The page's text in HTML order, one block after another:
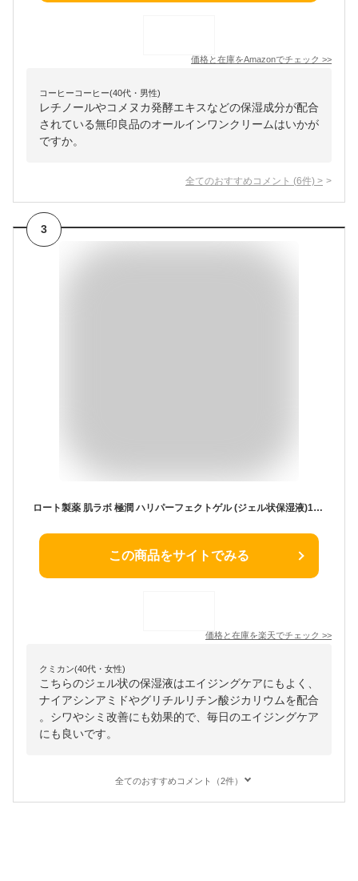
価格と在庫をAmazonでチェック >>
コーヒーコーヒー(40代・男性)
レチノールやコメヌカ発酵エキスなどの保湿成分が配合
されている無印良品のオールインワンクリームはいかが
ですか。
全てのおすすめコメント (6件) >
3
ロート製薬 肌ラボ 極潤 ハリパーフェクトゲル (ジェル状保湿液)100g エイジング 基礎化粧品 スキンケア
この商品をサイトでみる
価格と在庫を楽天でチェック >>
クミカン(40代・女性)
こちらのジェル状の保湿液はエイジングケアにもよく、
ナイアシンアミドやグリチルリチン酸ジカリウムを配合
。シワやシミ改善にも効果的で、毎日のエイジングケア
にも良いです。
全てのおすすめコメント（2件）